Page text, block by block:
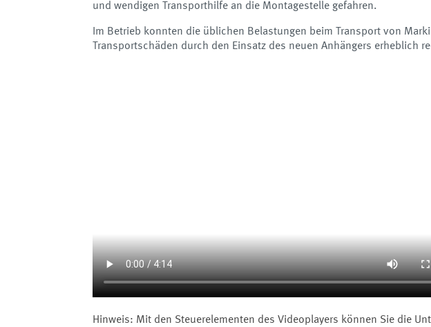
und wendigen Transporthilfe an die Montagestelle gefahren.
Im Betrieb konnten die üblichen Belastungen beim Transport von
Transportschäden durch den Einsatz des neuen Anhängers erheblich
Hinweis: Mit den Steuerelementen des Videoplayers können Sie die